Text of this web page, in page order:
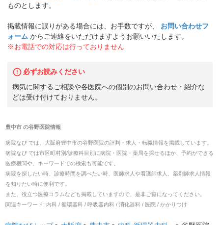
ものとします。
掲載情報に誤りがある場合には、お手数ですが、
お問い合わせフ
ォーム からご連絡をいただけますようお願いいたします。
※お電話での対応は行っておりません
必ずお読みください
病気に関するご相談や各医院への個別のお問い合わせ・紹介な
どは受け付けておりません。
豊中市の谷野医院情報
病院なび では、 大阪府豊中市の谷野医院の評判・求人・転職情報を掲載しています。
病院なび では市区町村別/診療科目別に病院・医院・薬局を探せるほか、予約ができる
医療機関や、キーワードでの検索も可能です。
病院を探したい時、診療時間を調べたい時、医師求人や看護師求人、薬剤師求人情報
を知りたい時に便利です。
また、役立つ医療コラムなども掲載していますので、是非ご覧になってください。
関連キーワード: 内科 / 循環器科 / 呼吸器内科 / 消化器科 / 医院 / かかりつけ